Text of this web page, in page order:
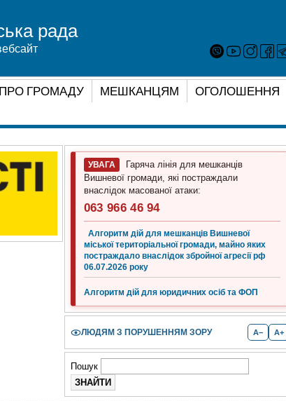
ПРО ГРОМАДУ МЕШКАНЦЯМ
ОГОЛОШЕННЯ
рада
УВАГА
Гаряча лінія для мешканців
Вишневої громади, які постраждали
внаслідок масованої атаки:
063 966 46 94
Алгоритм дій для мешканців Вишневої
міської територіальної громади, майно яких
постраждало внаслідок збройної агресії рф
06.07.2026 року
Алгоритм дій для юридичних осіб та ФОП
ЛЮДЯМ З ПОРУШЕННЯМ ЗОРУ A− A+
Пошук